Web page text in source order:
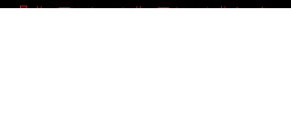
具 #エアーツール #エアツール #メーカ